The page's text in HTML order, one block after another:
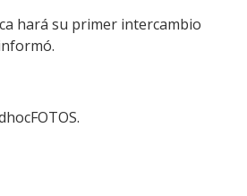
hará su primer intercambio